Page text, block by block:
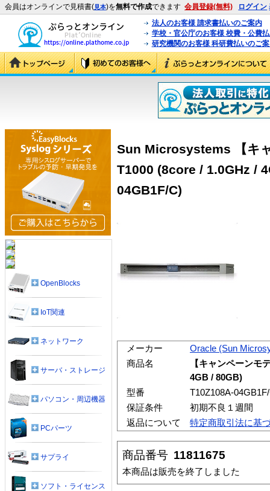
会員はオンラインで見積書(見本)を無料で作成できます 会員登録(無料) ログイン
法人のお客様 請求書払いのご案内
学校・官公庁のお客様 校費・公費
研究機関のお客様 科研費払いのご
Sun Microsystems 【キ
T1000 (8core / 1.0GHz /
04GB1F/C)
メーカー
Oracle (Sun
商品名
【キャンペーンモ
4GB / 80GB)
型番
T10Z108A-
保証条件
初期不良１週間
返品について
特定商取引法に基
商品番号 11811675
本商品は販売を終了しました
OpenBlocks
IoT関連
ネットワーク
サーバ・ストレージ
パソコン・周辺機器
PCパーツ
サプライ
ソフト・ライセンス